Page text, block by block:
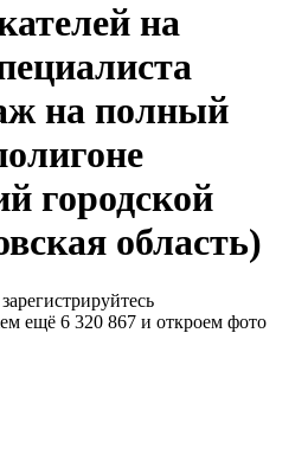
на
на полный
городской
область)
ещё 6 320 867 и откроем фото